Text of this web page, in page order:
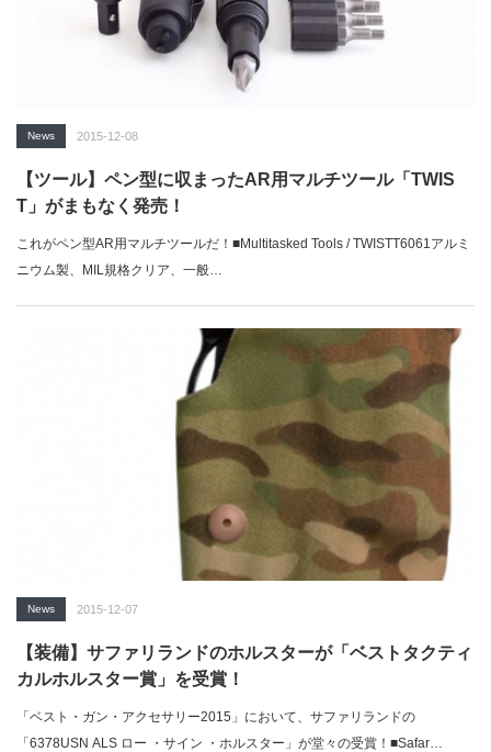
News 2015-12-08
【ツール】ペン型に収まったAR用マルチツール「TWIS
T」がまもなく発売！
これがペン型AR用マルチツールだ！■Multitasked Tools / TWISTT6061アルミ
ニウム製、MIL規格クリア、一般…
News 2015-12-07
【装備】サファリランドのホルスターが「ベストタクティ
カルホルスター賞」を受賞！
「ベスト・ガン・アクセサリー2015」において、サファリランドの
「6378USN ALS ロー ・サイン ・ホルスター」が堂々の受賞！■Safar…